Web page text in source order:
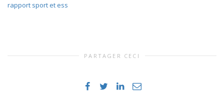
rapport sport et ess
PARTAGER CECI